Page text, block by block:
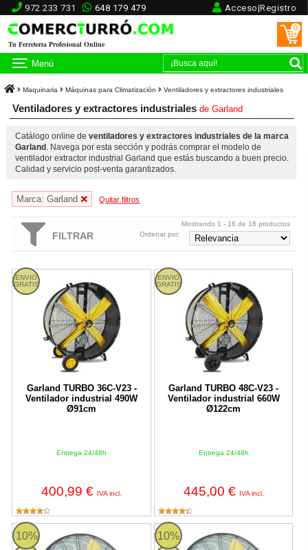
972 233 731 648 179 479 Acceso|Registro
Tu Ferretería Profesional Online
0
Menú
Maquinaria Máquinas para Climatización Ventiladores y extractores industriales
Ventiladores y extractores industrialesdeGarland
Catálogo online de ventiladores y extractores industriales de la marca
Garland . Navega por esta sección y podrás comprar el modelo de
ventilador extractor industrial Garland que estás buscando a buen precio.
Calidad y servicio post-venta garantizados.
Marca: Garland Quitar filtros
FILTRAR
Mostrando 1 - 16 de 16 productos
Ordenar por:
ENVIO
GRATIS
Garland TURBO 36C-V23 -
Ventilador industrial 490W
Ø91cm
Entrega 24/48h
400,99 € IVA incl.
TURBO 36C-V23 Garland
ENVIO
GRATIS
Garland TURBO 48C-V23 -
Ventilador industrial 660W
Ø122cm
Entrega 24/48h
445,00 € IVA incl.
TURBO 48C-V23 Garland
10%
TURBO 30W-V23 Garland 10%
TURBO 24W-V23 Garland